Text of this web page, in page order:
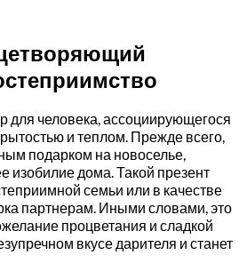
для человека, ассоциирующегося
и теплом. Прежде всего,
подарком на новоселье,
изобилие дома. Такой презент
семьи или в качестве
партнерам. Иными словами, это
процветания и сладкой
вкусе дарителя и станет